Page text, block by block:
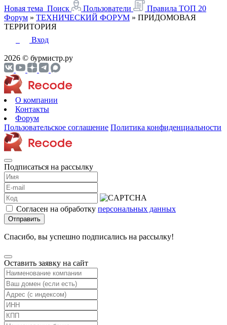
Новая тема Поиск Пользователи Правила ТОП 20
Форум » ТЕХНИЧЕСКИЙ ФОРУМ » ПРИДОМОВАЯ
ТЕРРИТОРИЯ
Вход
2026 © бурмистр.ру
О компании
Контакты
Форум
Пользовательское соглашение Политика конфиденциальности
Подписаться на рассылку
Согласен на обработку персональных данных
Отправить
Спасибо, вы успешно подписались на рассылку!
Оставить заявку на сайт